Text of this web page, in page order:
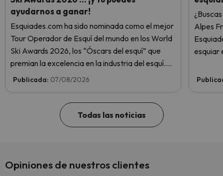
ayudarnos a ganar!
Esquiades.com ha sido nominada como el mejor
Tour Operador de Esquí del mundo en los World
Ski Awards 2026, los “Óscars del esquí” que
premian la excelencia en la industria del esquí.
¡Vota ahora y ayúdanos a alcanzar la cima!
Publicada: 07/08/2026
Alpes
esquiar
Todas las noticias
Opiniones de nuestros clientes